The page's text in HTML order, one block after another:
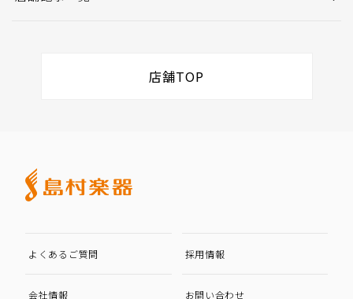
店舗TOP
よくあるご質問 採用情報
会社情報 お問い合わせ